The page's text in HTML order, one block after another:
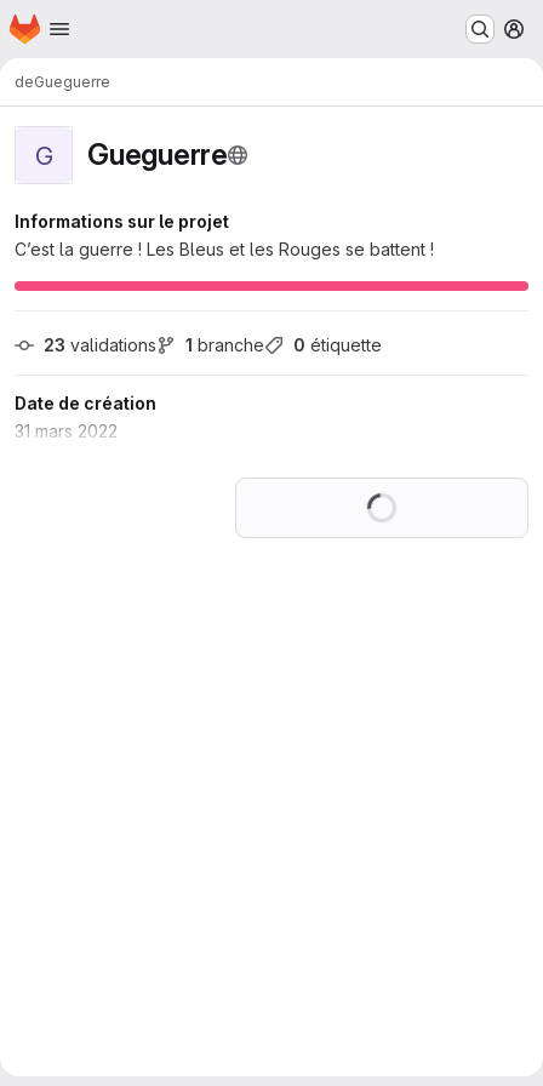
Passer au contenu principal
Page d'accueil
deGueguerre
G Gueguerre
Informations sur le projet
C’est la guerre ! Les Bleus et les Rouges se battent !
23 validations 1 branche 0 étiquette
Date de création
31 mars 2022